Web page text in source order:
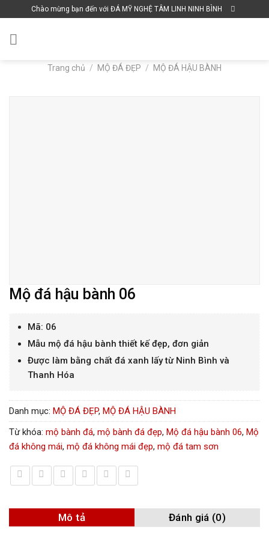
to
content
Chào mừng bạn đến với ĐÁ MỸ NGHỆ TÂM LINH NINH BÌNH
Trang chủ / MỘ ĐÁ ĐẸP / MỘ ĐÁ HẬU BÀNH
Mộ đá hậu bành 06
Mã: 06
Mẫu mộ đá hậu bành thiết kế đẹp, đơn giản
Được làm bằng chất đá xanh lấy từ Ninh Bình và
Thanh Hóa
Danh mục: MỘ ĐÁ ĐẸP, MỘ ĐÁ HẬU BÀNH
Từ khóa: mộ bành đá, mộ bành đá đẹp, Mộ đá hậu bành 06, Mộ
đá không mái, mộ đá không mái đẹp, mộ đá tam sơn
Mô tả Đánh giá (0)